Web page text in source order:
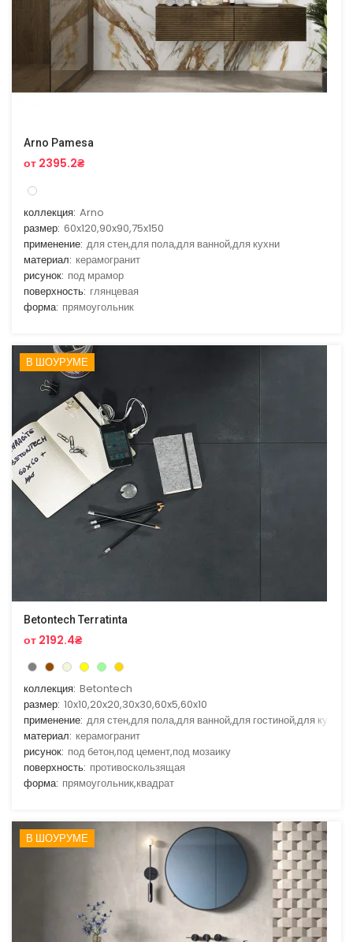
Arno Pamesa
от 2395.2₴
коллекция: Arno
размер: 60x120,90x90,75x150
применение: для стен,для пола,для ванной,для кухни
материал: керамогранит
рисунок: под мрамор
поверхность: глянцевая
форма: прямоугольник
В ШОУРУМЕ
Betontech Terratinta
от 2192.4₴
коллекция: Betontech
размер: 10x10,20x20,30x30,60x5,60x10
применение: для стен,для пола,для ванной,для гостиной,для кухни
материал: керамогранит
рисунок: под бетон,под цемент,под мозаику
поверхность: противоскользящая
форма: прямоугольник,квадрат
В ШОУРУМЕ